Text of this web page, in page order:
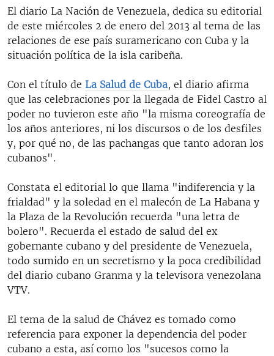
El diario La Nación de Venezuela, dedica su editorial
de este miércoles 2 de enero del 2013 al tema de las
relaciones de ese país suramericano con Cuba y la
situación política de la isla caribeña.
Con el título de La Salud de Cuba, el diario afirma
que las celebraciones por la llegada de Fidel Castro al
poder no tuvieron este año "la misma coreografía de
los años anteriores, ni los discursos o de los desfiles
y, por qué no, de las pachangas que tanto adoran los
cubanos".
Constata el editorial lo que llama "indiferencia y la
frialdad" y la soledad en el malecón de La Habana y
la Plaza de la Revolución recuerda "una letra de
bolero". Recuerda el estado de salud del ex
gobernante cubano y del presidente de Venezuela,
todo sumido en un secretismo y la poca credibilidad
del diario cubano Granma y la televisora venezolana
VTV.
El tema de la salud de Chávez es tomado como
referencia para exponer la dependencia del poder
cubano a esta, así como los "sucesos como la